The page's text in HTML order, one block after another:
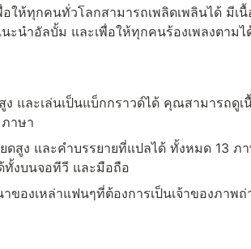
ให้ทุกคนทั่วโลกสามารถเพลิดเพลินได้ มีเนื้
ะนำอัลบั้ม และเพื่อให้ทุกคนร้องเพลงตาม
และเล่นเป็นแบ็กกราวด์ได้ คุณสามารถดูเ
าษา
ดสูง และคำบรรยายที่แปลได้ ทั้งหมด 13 ภ
ทั้งบนจอทีวี และมือถือ
าของเหล่าแฟนๆที่ต้องการเป็นเจ้าของภาพ